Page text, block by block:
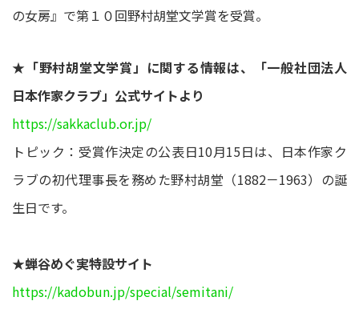
の女房』で第１０回野村胡堂文学賞を受賞。
★「野村胡堂文学賞」に関する情報は、「一般社団法人
日本作家クラブ」公式サイトより
https://sakkaclub.or.jp/
トピック：受賞作決定の公表日10月15日は、日本作家ク
ラブの初代理事長を務めた野村胡堂（1882－1963）の誕
生日です。
★蝉谷めぐ実特設サイト
https://kadobun.jp/special/semitani/